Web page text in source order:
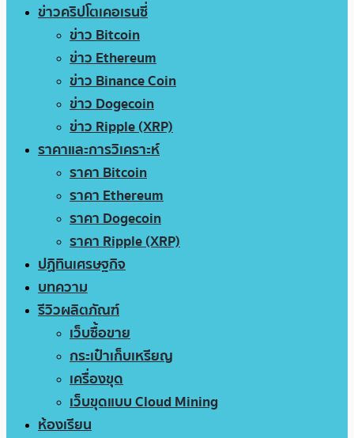
ข่าวคริปโตเคอเรนซี่
ข่าว Bitcoin
ข่าว Ethereum
ข่าว Binance Coin
ข่าว Dogecoin
ข่าว Ripple (XRP)
ราคาและการวิเคราะห์
ราคา Bitcoin
ราคา Ethereum
ราคา Dogecoin
ราคา Ripple (XRP)
ปฏิทินเศรษฐกิจ
บทความ
รีวิวผลิตภัณฑ์
เว็บซื้อขาย
กระเป๋าเก็บเหรียญ
เครื่องขุด
เว็บขุดแบบ Cloud Mining
ห้องเรียน